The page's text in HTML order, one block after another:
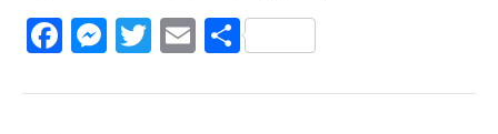
F
c
M
ss
T
it
E
ai
S
a